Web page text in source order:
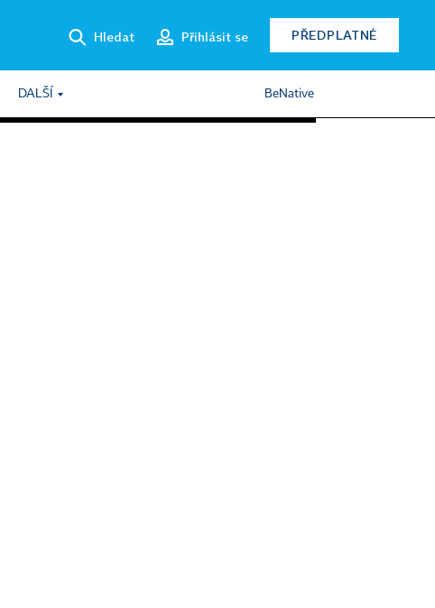
Hledat Přihlásit se PŘEDPLATNÉ
DALŠÍ BeNative